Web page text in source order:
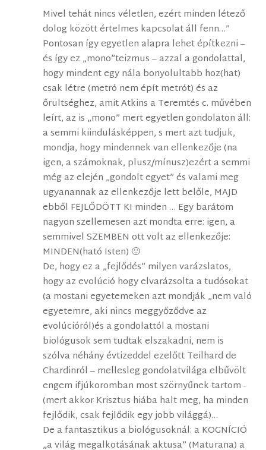
Mivel tehát nincs véletlen, ezért minden létező
dolog között értelmes kapcsolat áll fenn…”
Pontosan így egyetlen alapra lehet építkezni –
és így ez „mono”teizmus – azzal a gondolattal,
hogy mindent egy nála bonyolultabb hoz(hat)
csak létre (metró nem épít metrót) és az
őrültséghez, amit Atkins a Teremtés c. művében
leírt, az is „mono” mert egyetlen gondolaton áll:
a semmi kiindulásképpen, s mert azt tudjuk,
mondja, hogy mindennek van ellenkezője (na
igen, a számoknak, plusz/mínusz)ezért a semmi
még az elején „gondolt egyet” és valami meg
ugyanannak az ellenkezője lett belőle, MAJD
ebből FEJLŐDÖTT KI minden … Egy barátom
nagyon szellemesen azt mondta erre: igen, a
semmivel SZEMBEN ott volt az ellenkezője:
MINDEN(ható Isten) 🙂
De, hogy ez a „fejlődés” milyen varázslatos,
hogy az evolúció hogy elvarázsolta a tudósokat
(a mostani egyetemeken azt mondják „nem való
egyetemre, aki nincs meggyőződve az
evolúcióról)és a gondolattól a mostani
biológusok sem tudtak elszakadni, nem is
szólva néhány évtizeddel ezelőtt Teilhard de
Chardinról – mellesleg gondolatvilága elbűvölt
engem ifjúkoromban most szörnyűnek tartom -
(mert akkor Krisztus hiába halt meg, ha minden
fejlődik, csak fejlődik egy jobb világgá)…
De a fantasztikus a biológusoknál: a KOGNÍCIÓ
„a világ megalkotásának aktusa” (Maturana) a